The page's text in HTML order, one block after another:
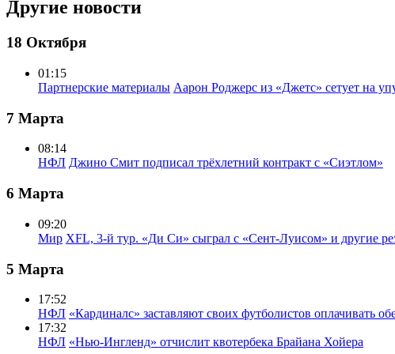
Другие новости
18 Октября
01:15
Партнерские материалы Аарон Роджерс из «Джетс» сетует на
7 Марта
08:14
НФЛ Джино Смит подписал трёхлетний контракт с «Сиэтлом»
6 Марта
09:20
Мир XFL, 3-й тур. «Ди Си» сыграл с «Сент-Луисом» и другие
5 Марта
17:52
НФЛ «Кардиналс» заставляют своих футболистов оплачивать
17:32
НФЛ «Нью-Ингленд» отчислит квотербека Брайана Хойера